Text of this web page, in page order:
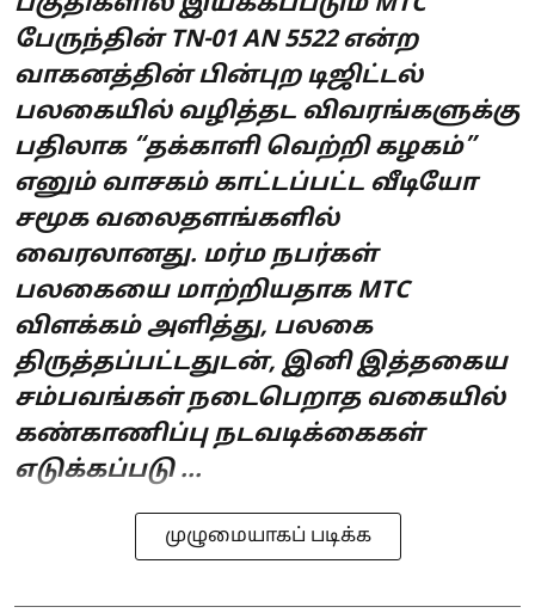
பேருந்தின் TN-01 AN 5522 என்ற
வாகனத்தின் பின்புற டிஜிட்டல்
பலகையில் வழித்தட விவரங்களுக்கு
பதிலாக “தக்காளி வெற்றி கழகம்”
எனும் வாசகம் காட்டப்பட்ட வீடியோ
சமூக வலைதளங்களில்
வைரலானது. மர்ம நபர்கள்
பலகையை மாற்றியதாக MTC
விளக்கம் அளித்து, பலகை
திருத்தப்பட்டதுடன், இனி இத்தகைய
சம்பவங்கள் நடைபெறாத வகையில்
கண்காணிப்பு நடவடிக்கைகள்
எடுக்கப்படு ...
முழுமையாகப் படிக்க